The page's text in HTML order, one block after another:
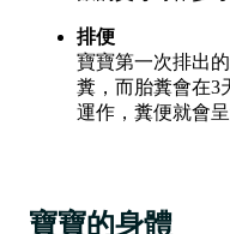
排便
寶寶第一次排出
糞，而胎糞會在3
運作，糞便就會呈
寶寶的身體